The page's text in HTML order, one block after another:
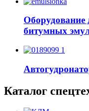
Оборудование
битумных
Каталог